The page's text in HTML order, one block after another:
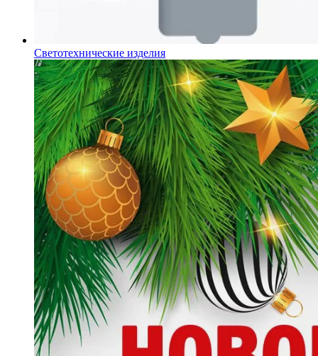
Светотехнические изделия